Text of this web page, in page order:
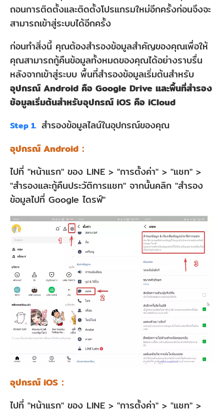
ถอนการติดตั้งและติดตั้งโปรแกรมใหม่อีกครั้งก่อนจึงจะ
สามารถเข้าสู่ระบบได้อีกครั้ง
ก่อนทำสิ่งนี้ คุณต้องสำรองข้อมูลสำคัญของคุณเพื่อให้
คุณสามารถกู้คืนข้อมูลทั้งหมดของคุณได้อย่างราบรื่น
หลังจากเข้าสู่ระบบ พื้นที่สำรองข้อมูลเริ่มต้นสำหรับ
อุปกรณ์ Android คือ Google Drive และพื้นที่สำรอง
ข้อมูลเริ่มต้นสำหรับอุปกรณ์ iOS คือ iCloud
Step 1. สำรองข้อมูลไลน์ในอุปกรณ์ของคุณ
อุปกรณ์ Android：
ไปที่ "หน้าแรก" ของ LINE > "การตั้งค่า" > "แชท" >
"สำรองและกู้คืนประวัติการแชท" จากนั้นคลิก "สำรอง
ข้อมูลไปที่ Google ไดรฟ์"
อุปกรณ์ iOS：
ไปที่ "หน้าแรก" ของ LINE > "การตั้งค่า" > "แชท" >